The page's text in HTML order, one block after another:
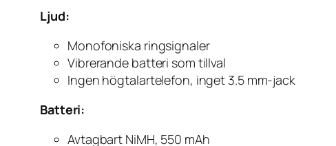
Ljud:
Monofoniska ringsignaler
Vibrerande batteri som tillval
Ingen högtalartelefon, inget 3.5 mm-jack
Batteri:
Avtagbart NiMH, 550 mAh